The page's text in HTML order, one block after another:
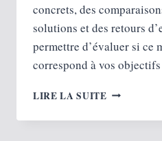
concrets, des
solutions et des retours
permettre d’évaluer si ce
correspond à vos
LIRE LA SUITE PRÊT